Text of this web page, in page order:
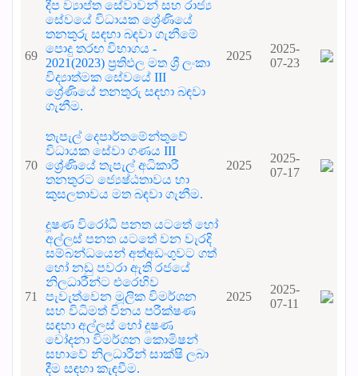
69
දීප ව්‍යාප්ත සේවාවන් සහ රාජ්‍ය
සේවයේ විධායක ශ්‍රේණියේ
තනතුරු සඳහා බඳවා ගැනීමේ
පොදු තරඟ විභාගය -
2021(2023) ප්‍රතිඵල මත ශ්‍රී ලංකා
විද්‍යාත්මක සේවයේ III
ශ්‍රේණියේ තනතුරු සඳහා බඳවා
ගැනීම.
2025
2025-
07-23
70
තැපැල් දෙපාර්තමේන්තුවේ
විධායක සේවා ගණය III
ශ්‍රේණියේ තැපැල් අධිකාරී
තනතුරට ජ්‍යෙෂ්ඨතාවය හා
කුසලතාවය මත බඳවා ගැනීම.
2025
2025-
07-17
71
දූෂණ විරෝධී පනත යටතේ හෝ
අල්ලස් පනත යටතේ වන වැරදි
සම්බන්ධයෙන් අත්අඩංගුවට ගත්
හෝ නඩු පවරා ඇති රජයේ
නිලධාරීන්ට එරෙහිව
පැවැත්වෙන මූලික විමර්ශන
සහ විධිමත් විනය පරීක්ෂණ
සඳහා අල්ලස් හෝ දූෂණ
චෝදනා විමර්ශන කොමිෂන්
සභාවේ නිලධාරීන් සාක්ෂි ලබා
දීම සඳහා කැඳවීම.
2025
2025-
07-11